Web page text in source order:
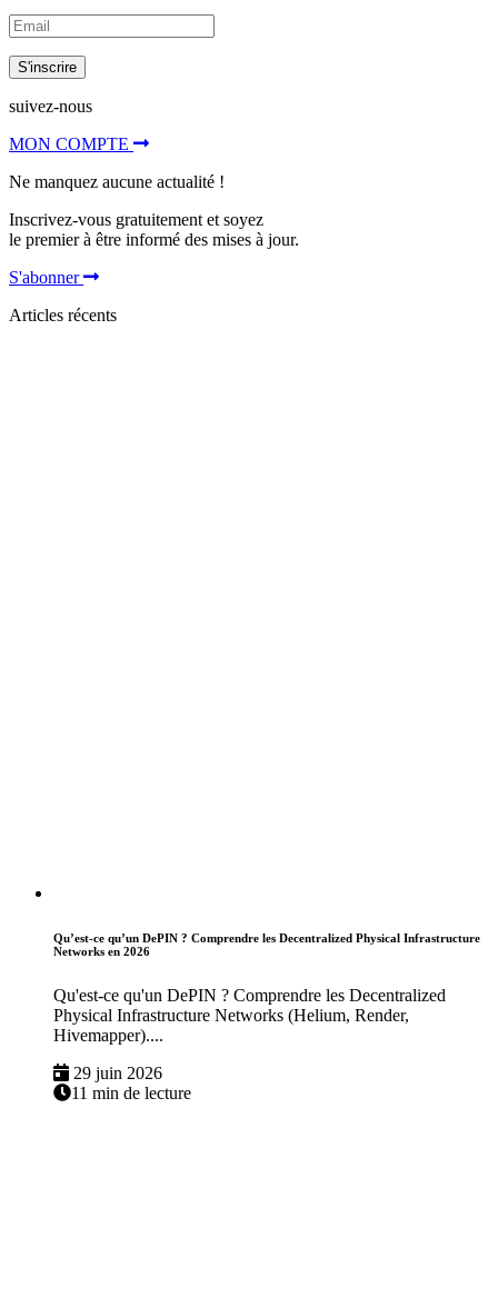
S'inscrire
suivez-nous
MON COMPTE
Ne manquez aucune actualité !
Inscrivez-vous gratuitement et soyez
le premier à être informé des mises à jour.
S'abonner
Articles récents
Qu’est-ce qu’un DePIN ? Comprendre les Decentralized Physical Infrastructure
Networks en 2026
Qu'est-ce qu'un DePIN ? Comprendre les Decentralized
Physical Infrastructure Networks (Helium, Render,
Hivemapper)....
29 juin 2026
11 min de lecture